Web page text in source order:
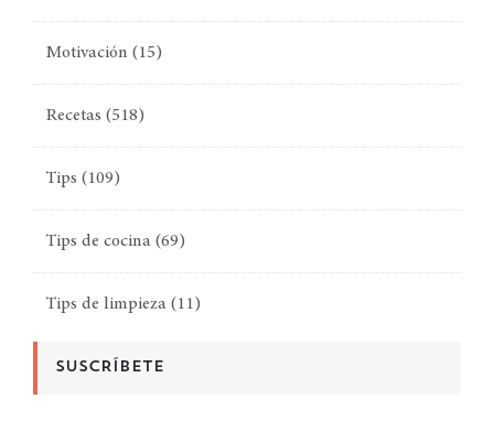
Motivación (15)
Recetas (518)
Tips (109)
Tips de cocina (69)
Tips de limpieza (11)
SUSCRÍBETE